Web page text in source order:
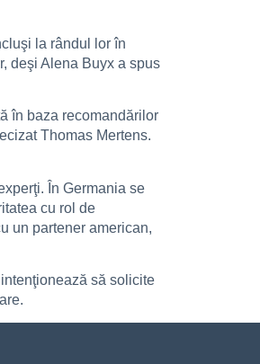
la rândul lor în
deşi Alena Buyx a spus
în baza recomandărilor
Thomas Mertens.
În Germania se
cu rol de
un partener american,
să solicite